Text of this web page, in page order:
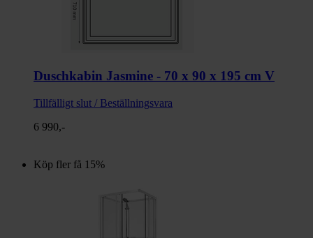
Duschkabin Jasmine - 70 x 90 x 195 cm V
Tillfälligt slut / Beställningsvara
6 990,-
Köp fler få 15%